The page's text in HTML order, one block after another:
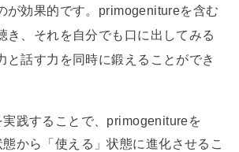
が効果的です。primogenitureを含む
き、それを自分でも口に出してみる
と話す力を同時に鍛えることができ
実践することで、primogenitureを
態から「使える」状態に進化させるこ